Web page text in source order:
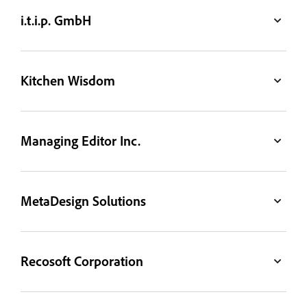
i.t.i.p. GmbH
Kitchen Wisdom
Managing Editor Inc.
MetaDesign Solutions
Recosoft Corporation